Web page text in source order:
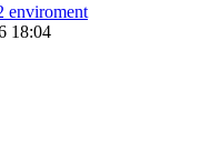
enviroment
18:04